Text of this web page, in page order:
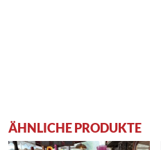
ÄHNLICHE PRODUKTE